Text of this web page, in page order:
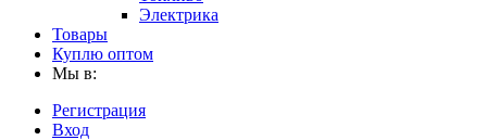
Электрика
Товары
Куплю оптом
Мы в:
Регистрация
Вход